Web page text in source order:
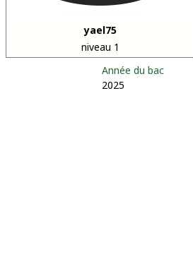
yael75
niveau 1
Année du bac
2025